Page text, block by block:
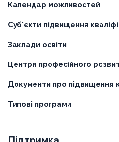
Календар можливостей
Суб'єкти підвищення
Заклади освіти
Центри професійного
Документи про підвищення
Типові програми